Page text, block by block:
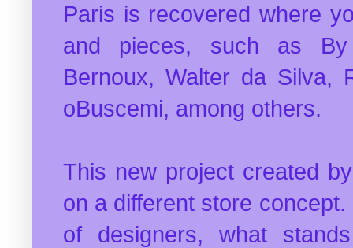
Paris is recovered where
and pieces, such as
Bernoux, Walter da Silva,
oBuscemi, among others.
This new project created
on a different store
of designers, what